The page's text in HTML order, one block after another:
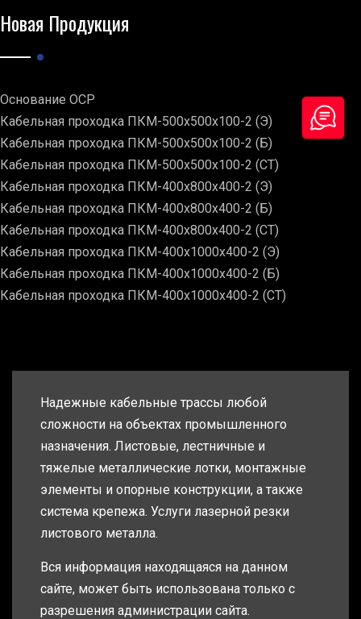
Новая Продукция
Основание ОСР
Кабельная проходка ПКМ-500х500х100-2 (Э)
Кабельная проходка ПКМ-500х500х100-2 (Б)
Кабельная проходка ПКМ-500х500х100-2 (СТ)
Кабельная проходка ПКМ-400х800х400-2 (Э)
Кабельная проходка ПКМ-400х800х400-2 (Б)
Кабельная проходка ПКМ-400х800х400-2 (СТ)
Кабельная проходка ПКМ-400х1000х400-2 (Э)
Кабельная проходка ПКМ-400х1000х400-2 (Б)
Кабельная проходка ПКМ-400х1000х400-2 (СТ)
Надежные кабельные трассы любой
сложности на объектах промышленного
назначения. Листовые, лестничные и
тяжелые металлические лотки, монтажные
элементы и опорные конструкции, а также
система крепежа. Услуги лазерной резки
листового металла.
Вся информация находящаяся на данном
сайте, может быть использована только с
разрешения администрации сайта.